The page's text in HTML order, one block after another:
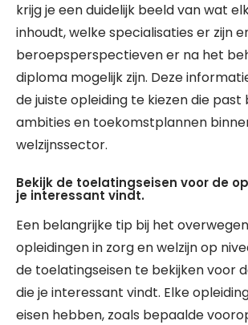
krijg je een duidelijk beeld van wat
inhoudt, welke specialisaties er zijn
beroepsperspectieven er na het
diploma mogelijk zijn. Deze
de juiste opleiding te kiezen die past
ambities en toekomstplannen
welzijnssector.
Bekijk de toelatingseisen voor de
je interessant vindt.
Een belangrijke tip bij het
opleidingen in zorg en welzijn op
de toelatingseisen te bekijken voor
die je interessant vindt. Elke
eisen hebben, zoals bepaalde